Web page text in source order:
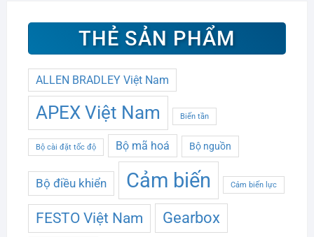
THẺ SẢN PHẨM
ALLEN BRADLEY Việt Nam
APEX Việt Nam Biến tần
Bộ cài đặt tốc độ Bộ mã hoá Bộ nguồn
Bộ điều khiển Cảm biến Cảm biến lực
FESTO Việt Nam Gearbox